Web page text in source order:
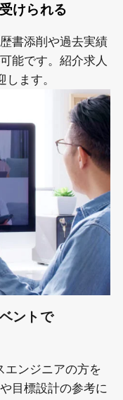
受けられる
書添削や過去実績
能です。紹介求人
ます。
ントで
エンジニアの方を
目標設計の参考に